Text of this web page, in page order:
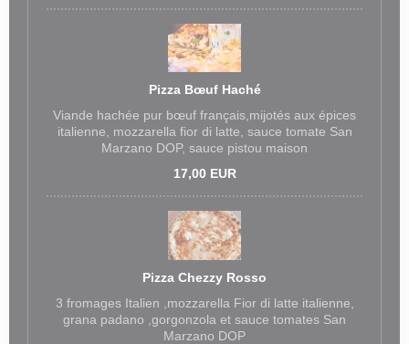
Pizza Bœuf Haché
Viande hachée pur bœuf français,mijotés aux épices
italienne, mozzarella fior di latte, sauce tomate San
Marzano DOP, sauce pistou maison
17,00 EUR
Pizza Chezzy Rosso
3 fromages Italien ,mozzarella Fior di latte italienne,
grana padano ,gorgonzola et sauce tomates San
Marzano DOP